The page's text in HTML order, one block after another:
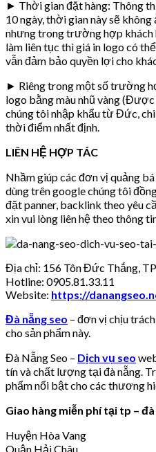
► Thời gian đặt hàng: Thông
10 ngày, thời gian này sẽ
nhưng trong trường hợp khách
làm liên tục thì giá in logo có
vẫn đảm bảo quyền lợi cho
► Riêng trong một số trường
logo bằng màu nhũ vàng
chúng tôi nhập khẩu từ Đức,
thời điểm nhất định.
LIÊN HỆ HỢP TÁC
Nhầm giúp các đơn vị quảng
dùng trên google chúng tôi
đặt panner, backlink theo yêu
xin vui lòng liên hệ theo thông
Địa chỉ: 156 Tôn Đức Thắng,
Hotline: 0905.81.33.11
Website: https://
Đà nẵng seo – đơn vị chịu
cho sản phẩm này.
Đà Nẵng Seo – Dịch vụ seo
tín và chất lượng tại đà nẵng.
phẩm nổi bật cho các thương
Giao hàng miễn phí tại tp –
Huyện Hòa Vang
Quận Hải Châu